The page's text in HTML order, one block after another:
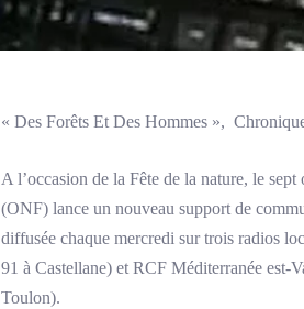
« Des Forêts Et Des Hommes »,
A l’occasion de la Fête de la nature, le
(ONF) lance un nouveau support de
diffusée chaque mercredi sur trois radios
91 à Castellane) et RCF Méditerranée est-
Toulon).